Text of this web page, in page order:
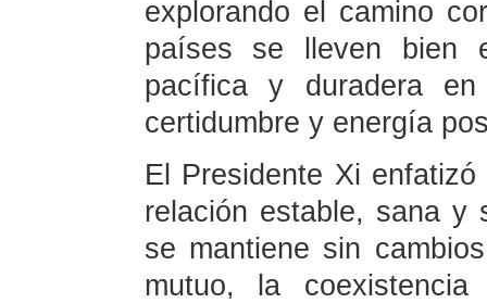
explorando el camino
países se lleven bien
pacífica y duradera
certidumbre y energía
El Presidente Xi
relación estable, sana y
se mantiene sin
mutuo, la